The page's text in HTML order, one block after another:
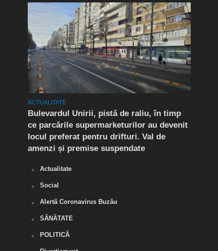
ACTUALITATE
Bulevardul Unirii, pistă de raliu, în timp
ce parcările supermarketurilor au devenit
locul preferat pentru drifturi. Val de
amenzi și premise suspendate
Actualitate
Social
Alertă Coronavirus Buzău
SĂNĂTATE
POLITICĂ